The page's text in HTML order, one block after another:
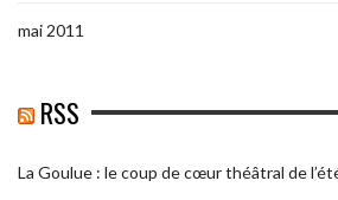
mai 2011
RSS
La Goulue : le coup de cœur théâtral de